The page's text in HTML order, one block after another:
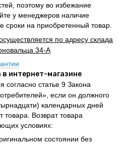
поэтому во избежание
у менеджеров наличие
сроки на приобретенный товар.
по адресу склада
34-А
интернет-магазине
согласно статье 9 Закона
если он должного
календарных дней
товара. Возврат товара
условиях:
состоянии без